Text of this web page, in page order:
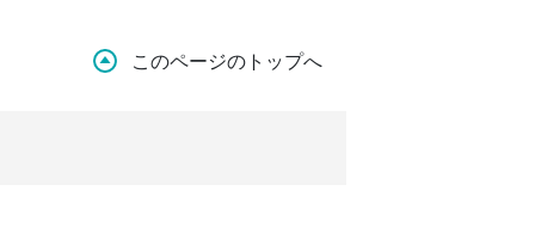
このページのトップへ